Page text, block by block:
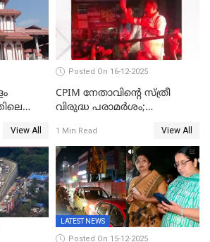
സിപിഐഎമ്മും
View All
Posted On 16-12-2025
CPIM നേതാവിൻ്റെ സ്ത്രീ
വിരുദ്ധ പരാമർശം;
1 Min Read View All
LATEST NEWS
Posted On 15-12-2025